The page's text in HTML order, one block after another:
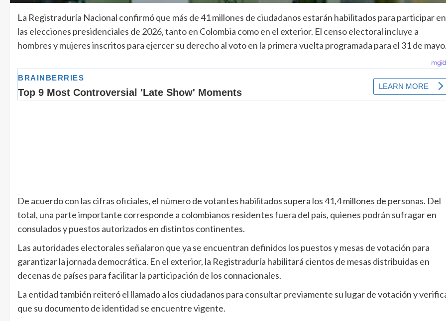
La Registraduría Nacional confirmó que más de 41 millones de ciudadanos estarán habilitados para participar en
las elecciones presidenciales de 2026, tanto en Colombia como en el exterior. El censo electoral incluye a
hombres y mujeres inscritos para ejercer su derecho al voto en la primera vuelta programada para el 31 de
De acuerdo con las cifras oficiales, el número de votantes habilitados supera los 41,4 millones de personas. Del
total, una parte importante corresponde a colombianos residentes fuera del país, quienes podrán sufragar en
consulados y puestos autorizados en distintos continentes.
Las autoridades electorales señalaron que ya se encuentran definidos los puestos y mesas de votación para
garantizar la jornada democrática. En el exterior, la Registraduría habilitará cientos de mesas distribuidas en
decenas de países para facilitar la participación de los connacionales.
La entidad también reiteró el llamado a los ciudadanos para consultar previamente su lugar de votación y
que su documento de identidad se encuentre vigente.